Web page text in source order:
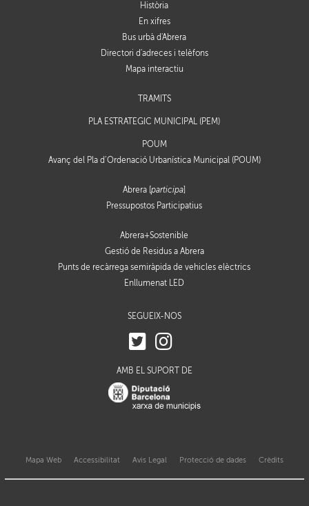
Història
En xifres
Bus urbà d'Abrera
Directori d'adreces i telèfons
Mapa interactiu
TRÀMITS
PLA ESTRATÈGIC MUNICIPAL (PEM)
POUM
Avanç del Pla d’Ordenació Urbanística Municipal (POUM)
Abrera [participa
Pressupostos Participatius
Abrera+Sostenible
Gestió de Residus a Abrera
Punts de recàrrega semiràpida de vehicles elèctrics
Enllumenat LED
SEGUEIX-NOS
AMB EL SUPORT DE
Mapa Web Accessibilitat Avis Legal Protecció de dades Crèdits